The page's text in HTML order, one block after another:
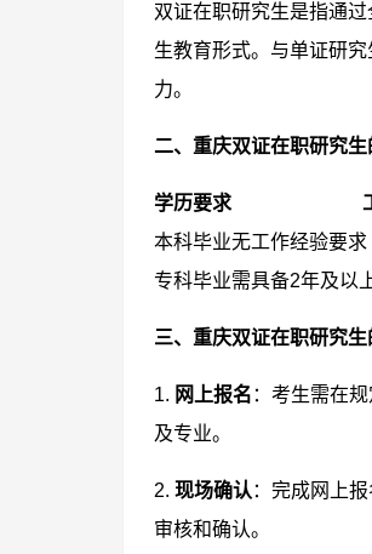
双证在职研究生是指通
生教育形式。与单证研
力。
二、重庆双证在职研究
学历要求
本科毕业无工作经验要求
专科毕业需具备2年及以
三、重庆双证在职研究
1. 网上报名 ：考生需在
及专业。
2. 现场确认 ：完成网上
审核和确认。